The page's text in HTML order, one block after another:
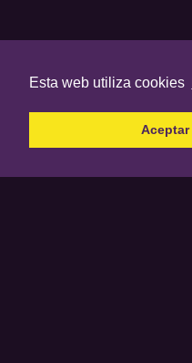
Esta web utiliza cookies
Aceptar